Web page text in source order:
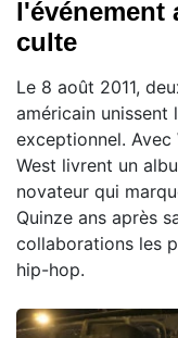
l'événement
culte
Le 8 août 2011,
américain
exceptionnel.
West livrent un
novateur qui
Quinze ans après
collaborations les
hip-hop.